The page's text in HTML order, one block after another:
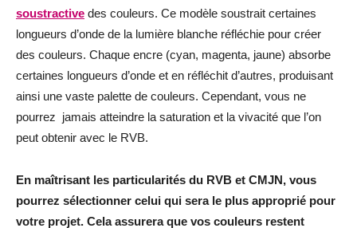
soustractive des couleurs. Ce modèle soustrait certaines
longueurs d’onde de la lumière blanche réfléchie pour créer
des couleurs. Chaque encre (cyan, magenta, jaune) absorbe
certaines longueurs d’onde et en réfléchit d’autres, produisant
ainsi une vaste palette de couleurs. Cependant, vous ne
pourrez jamais atteindre la saturation et la vivacité que l’on
peut obtenir avec le RVB.
En maîtrisant les particularités du RVB et CMJN, vous
pourrez sélectionner celui qui sera le plus approprié pour
votre projet. Cela assurera que vos couleurs restent